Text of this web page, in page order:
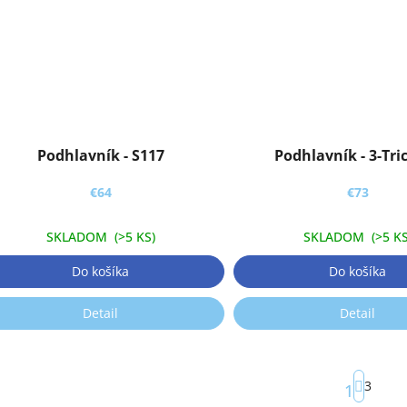
Podhlavník - S117
€64
SKLADOM (>5 KS)
Do košíka
Detail
Podhlavník - 3-
€73
SKLADOM (>5
Do košíka
Detail
S
t
1 3